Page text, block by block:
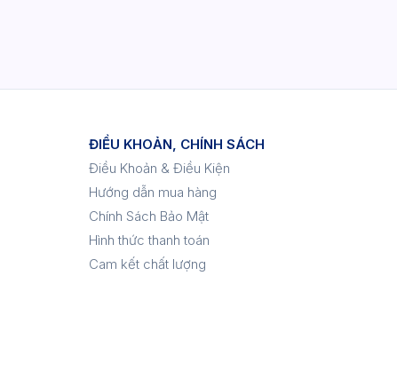
ĐIỀU KHOẢN, CHÍNH SÁCH
Điều Khoản & Điều Kiện
Hướng dẫn mua hàng
Chính Sách Bảo Mật
Hình thức thanh toán
Cam kết chất lượng